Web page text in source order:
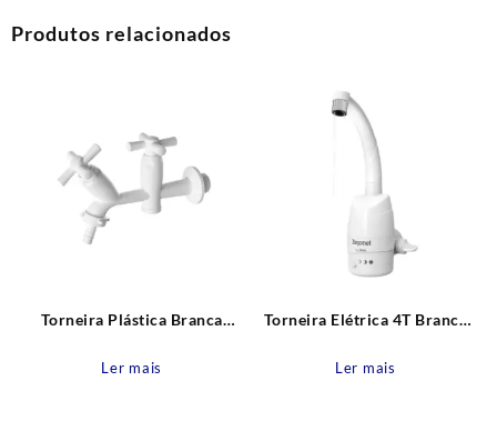
Produtos relacionados
Torneira Plástica Branca
Tigre
Ler mais
Torneira Elétrica 4T Branca
Zagonel
Ler mais